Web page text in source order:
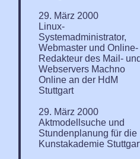
29. März 2000
Linux-
Systemadministrator,
Webmaster und Online-
Redakteur des Mail-
Webservers Machno
Online an der HdM
Stuttgart
29. März 2000
Aktmodellsuche und
Stundenplanung für die
Kunstakademie